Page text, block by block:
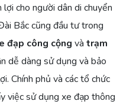
cho người dân di chuyển
Bắc cũng đầu tư trong
đạp công cộng và trạm
dễ dàng sử dụng và bảo
Chính phủ và các tổ chức
việc sử dụng xe đạp thông